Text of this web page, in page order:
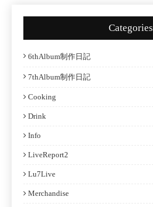
Categories
6thAlbum制作日記
7thAlbum制作日記
Cooking
Drink
Info
LiveReport2
Lu7Live
Merchandise